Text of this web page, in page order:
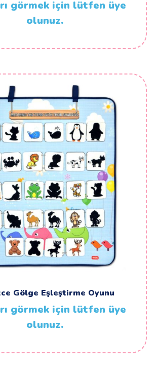
görmek için lütfen üye
olunuz.
Gölge Eşleştirme Oyunu
görmek için lütfen üye
olunuz.